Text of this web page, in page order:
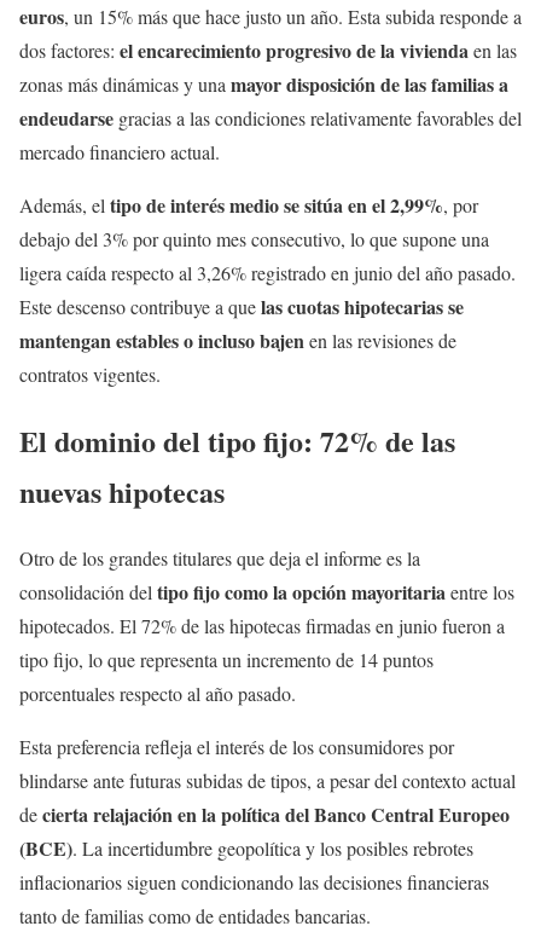
euros, un 15% más que hace justo un año. Esta subida responde a
dos factores: el encarecimiento progresivo de la viviendaen las
zonas más dinámicas y una mayor disposición de las familias a
endeudarse gracias a las condiciones relativamente favorables del
mercado financiero actual.
Además, el tipo de interés medio se sitúa en el 2,99%, por
debajo del 3% por quinto mes consecutivo, lo que supone una
ligera caída respecto al 3,26% registrado en junio del año pasado.
Este descenso contribuye a quelas cuotas hipotecarias se
mantengan estables o incluso bajenen las revisiones de
contratos vigentes.
El dominio del tipo fijo: 72% de las
nuevas hipotecas
Otro de los grandes titulares que deja el informe es la
consolidación del tipo fijo como la opción mayoritaria entre los
hipotecados. El 72% de las hipotecas firmadas en junio fueron a
tipo fijo, lo que representa un incremento de 14 puntos
porcentuales respecto al año pasado.
Esta preferencia refleja el interés de los consumidores por
blindarse ante futuras subidas de tipos, a pesar del contexto actual
decierta relajación en la política del Banco Central Europeo
(BCE). La incertidumbre geopolítica y los posibles rebrotes
inflacionarios siguen condicionando las decisiones financieras
tanto de familias como de entidades bancarias.